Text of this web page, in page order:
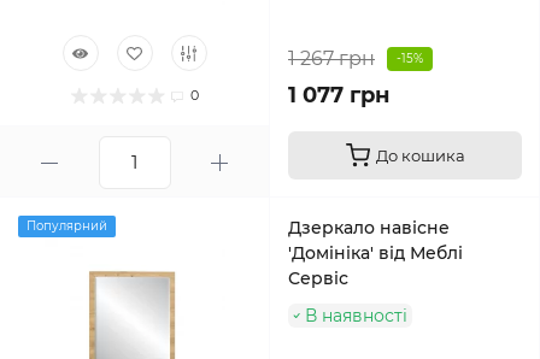
0
1 267 грн -15%
1 077 грн
До кошика
Популярний
Дзеркало навісне
'Домініка' від Меблі
Сервіс
В наявності